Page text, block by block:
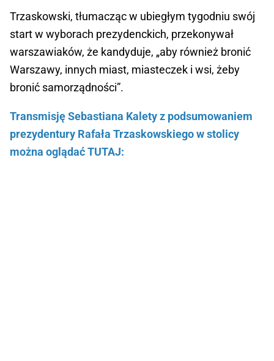
Trzaskowski, tłumacząc w ubiegłym tygodniu swój
start w wyborach prezydenckich, przekonywał
warszawiaków, że kandyduje, „aby również bronić
Warszawy, innych miast, miasteczek i wsi, żeby
bronić samorządności”.
Transmisję Sebastiana Kalety z podsumowaniem
prezydentury Rafała Trzaskowskiego w stolicy
można oglądać TUTAJ: